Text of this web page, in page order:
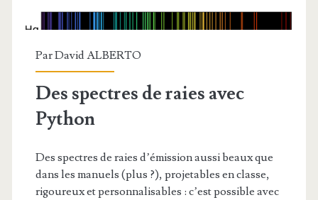
ParDavid ALBERTO
Des spectres de raies avec
Python
Des spectres de raies d’émission aussi beaux que
dans les manuels (plus ?), projetables en classe,
rigoureux et personnalisables : c’est possible avec